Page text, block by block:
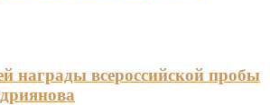
награды всероссийской пробы